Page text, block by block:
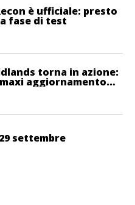
è ufficiale: presto
fase di test
torna in azione:
aggiornamento
settembre